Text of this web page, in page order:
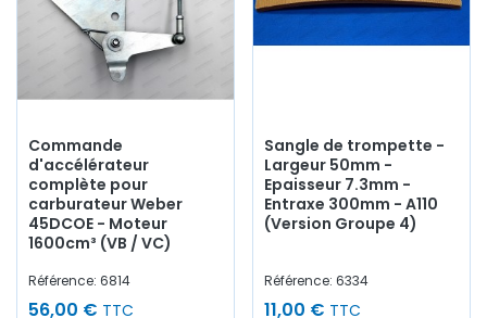
Commande
d'accélérateur
complète pour
carburateur Weber
45DCOE - Moteur
1600cm³ (VB / VC)
Référence: 6814
56,00 € TTC
Sangle de trompette -
Largeur 50mm -
Epaisseur 7.3mm -
Entraxe 300mm - A110
(Version Groupe 4)
Référence: 6334
11,00 € TTC